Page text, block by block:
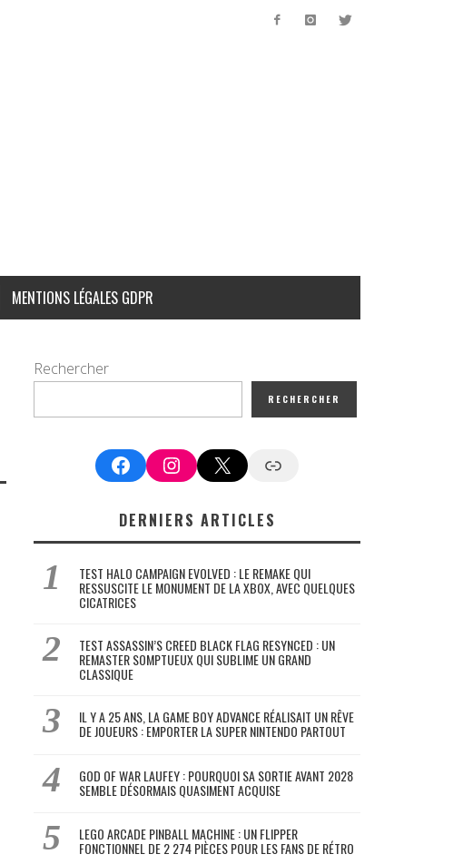
MENTIONS LÉGALES GDPR
Rechercher
RECHERCHER
FacebookInstagram
X Google News
DERNIERS ARTICLES
TEST HALO CAMPAIGN EVOLVED : LE REMAKE QUI
RESSUSCITE LE MONUMENT DE LA XBOX, AVEC QUELQUES
CICATRICES
TEST ASSASSIN’S CREED BLACK FLAG RESYNCED : UN
REMASTER SOMPTUEUX QUI SUBLIME UN GRAND
CLASSIQUE
IL Y A 25 ANS, LA GAME BOY ADVANCE RÉALISAIT UN RÊVE
DE JOUEURS : EMPORTER LA SUPER NINTENDO PARTOUT
GOD OF WAR LAUFEY : POURQUOI SA SORTIE AVANT 2028
SEMBLE DÉSORMAIS QUASIMENT ACQUISE
LEGO ARCADE PINBALL MACHINE : UN FLIPPER
FONCTIONNEL DE 2 274 PIÈCES POUR LES FANS DE RÉTRO